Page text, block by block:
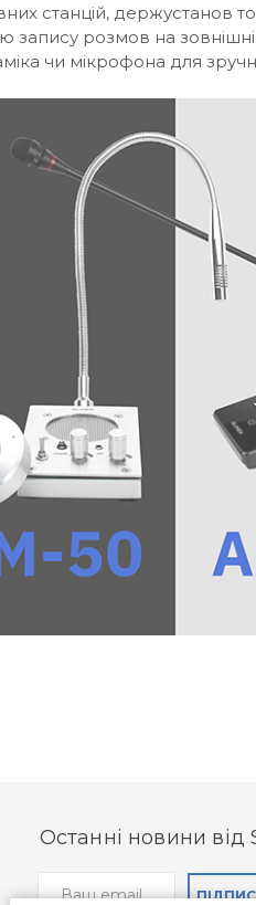
станцій,
запису розмов на
чи мікрофона для
Останні новини від